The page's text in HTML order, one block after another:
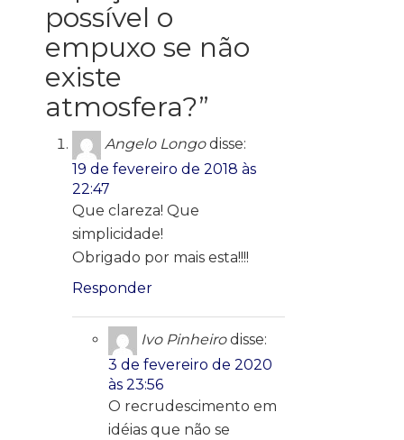
possível o
empuxo se não
existe
atmosfera?”
Angelo Longo disse:
19 de fevereiro de 2018 às
22:47
Que clareza! Que
simplicidade!
Obrigado por mais esta!!!!
Responder
Ivo Pinheiro disse:
3 de fevereiro de 2020
às 23:56
O recrudescimento em
idéias que não se